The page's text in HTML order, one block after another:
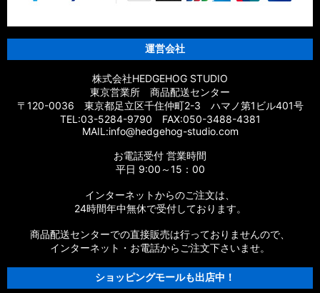
運営会社
株式会社HEDGEHOG STUDIO
東京営業所 商品配送センター
〒120-0036 東京都足立区千住仲町2-3 ハマノ第1ビル401号
TEL:03-5284-9790 FAX:050-3488-4381
MAIL:info@hedgehog-studio.com
お電話受付 営業時間
平日 9:00～15：00
インターネットからのご注文は、
24時間年中無休で受付しております。
商品配送センターでの直接販売は行っておりませんので、
インターネット・お電話からご注文下さいませ。
ショッピングモールも出店中！